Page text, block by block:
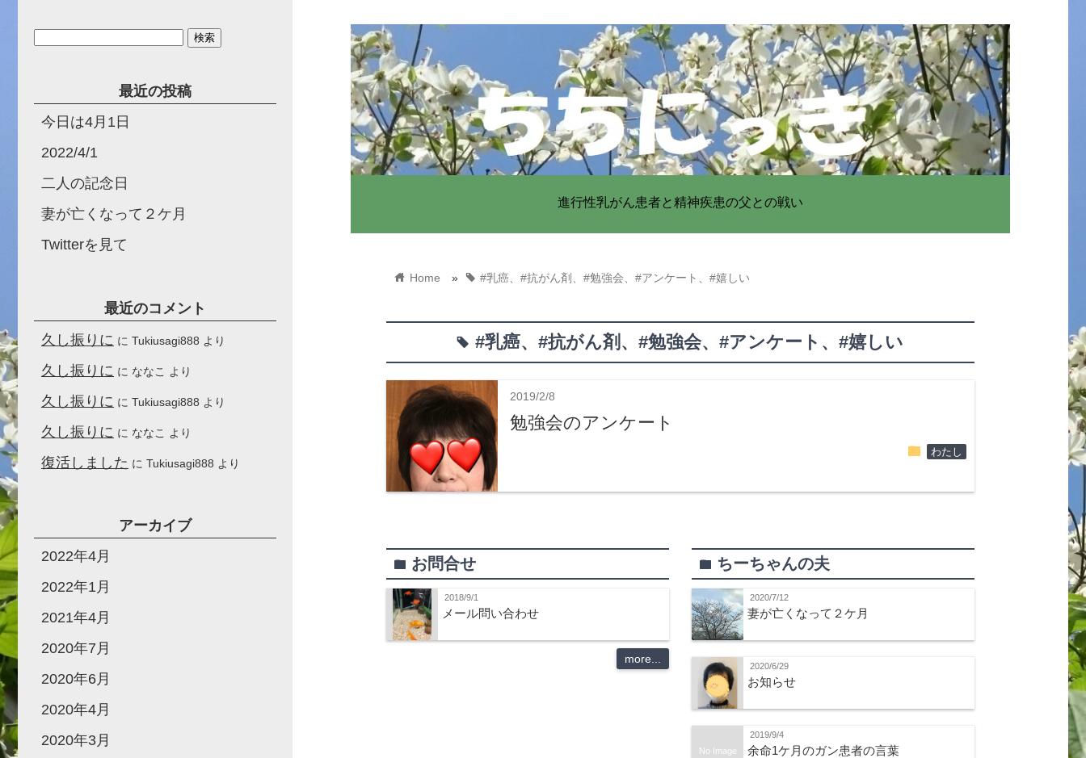
進行性乳がん患者と精神疾患の父との戦い
home Home » tag #乳癌、#抗がん剤、#勉強会、#アンケート、#嬉しい
tag #乳癌、#抗がん剤、#勉強会、#アンケート、#嬉しい
2019/2/8
勉強会のアンケート
folder わたし
folder お問合せ
2018/9/1
メール問い合わせ
more...
folder ちーちゃんの夫
2020/7/12
妻が亡くなって２ケ月
2020/6/29
お知らせ
No Image
2019/9/4
余命1ケ月のガン患者の言葉
最近の投稿
今日は4月1日
2022/4/1
二人の記念日
妻が亡くなって２ケ月
Twitterを見て
最近のコメント
久し振りに に Tukiusagi888 より
久し振りに に ななこ より
久し振りに に Tukiusagi888 より
久し振りに に ななこ より
復活しました に Tukiusagi888 より
アーカイブ
2022年4月
2022年1月
2021年4月
2020年7月
2020年6月
2020年4月
2020年3月